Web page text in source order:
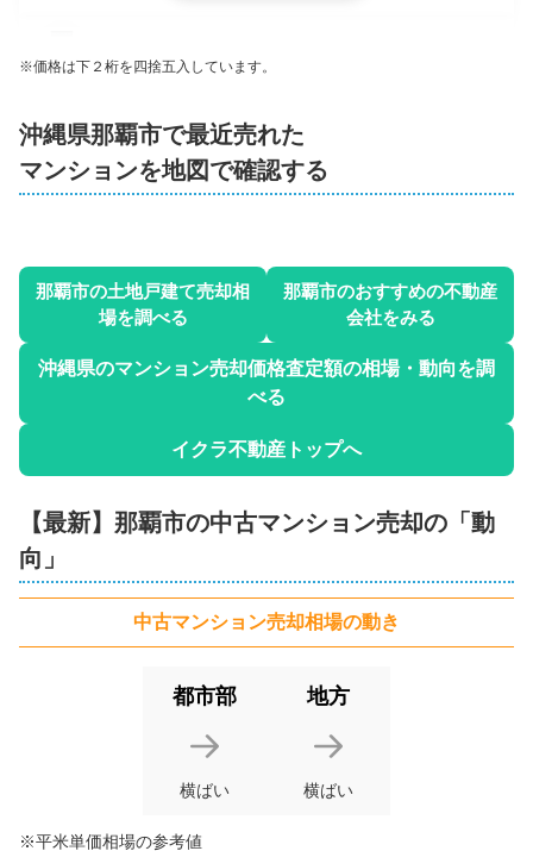
階数:5階 専有面積:
1,500万円 2026年4月
4,500万円
階数:9階 専有面積:67㎡
ライオンズプラザ壺川
※価格は下２桁を四捨五入しています。
沖縄県那覇市で最近売れた
マンションを地図で確認する
2
5
那覇市の土地戸建て売却相
場を調べる
那覇市のおすすめの不動産
会社をみる
沖縄県のマンション売却価格査定額の相場・動向を調
べる
イクラ不動産トップへ
【最新】 那覇市の中古マンション売却の「動
向」
中古マンション売却相場の動き
都市部
横ばい
地方
横ばい
※平米単価相場の参考値